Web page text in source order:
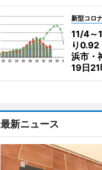
新型コロ
11/4～
り0.92
浜市・
19日
最新ニュース